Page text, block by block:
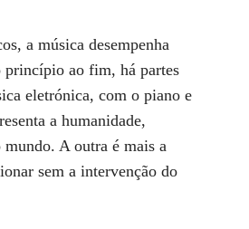
a música desempenha
princípio ao fim, há partes
eletrónica, com o piano e
a humanidade,
A outra é mais a
sem a intervenção do